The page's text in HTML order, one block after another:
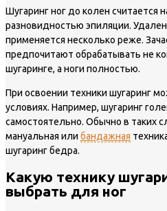
Шугаринг ног до колен считается
разновидностью эпиляции.
применяется несколько реже.
предпочитают обрабатывать не
шугаринге, а ноги полностью.
При освоении техники шугаринг
условиях. Например, шугаринг
самостоятельно. Обычно в таких
мануальная или бандажная
шугаринг бедра.
Какую технику
выбрать для ног